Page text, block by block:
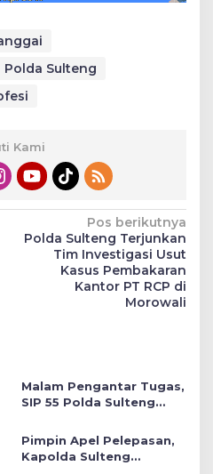
Polda Sulteng
Kami
Pos berikutnya
Polda Sulteng Terjunkan
Tim Investigasi Usut
Kasus Pembakaran
Kantor PT RCP di
Morowali
Malam Pengantar Tugas,
SIP 55 Polda Sulteng
Positif di Satuan Wilayah
Pimpin Apel Pelepasan,
Kapolda Sulteng